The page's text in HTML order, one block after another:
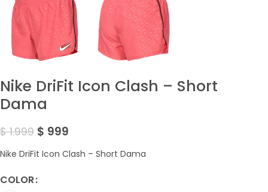
Nike DriFit Icon Clash – Short
Dama
$1.999 $ 999
Nike DriFit Icon Clash – Short Dama
COLOR